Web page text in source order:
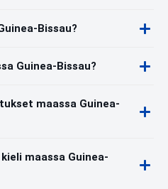
Bissau?
Guinea-Bissau?
maassa Guinea-
maassa Guinea-